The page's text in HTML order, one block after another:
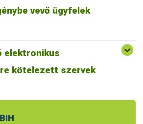
vevő ügyfelek
elektronikus
kötelezett szervek